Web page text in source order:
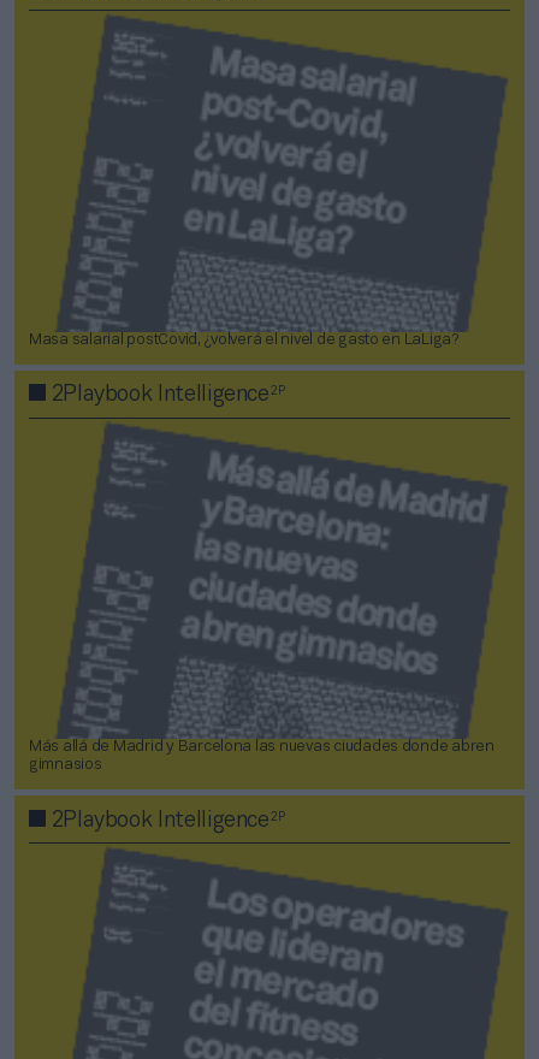
Masa salarial postCovid, ¿volverá el nivel de gasto en LaLiga?
2Playbook Intelligence2P
Más allá de Madrid y Barcelona las nuevas ciudades donde abren
gimnasios
2Playbook Intelligence2P